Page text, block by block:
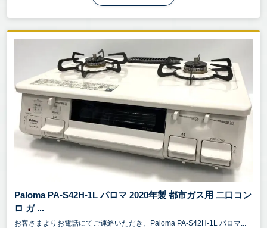
Paloma PA-S42H-1L パロマ 2020年製 都市ガス用 二口コン
ロ ガ ...
お客さまよりお電話にてご連絡いただき、Paloma PA-S42H-1L パロマ...